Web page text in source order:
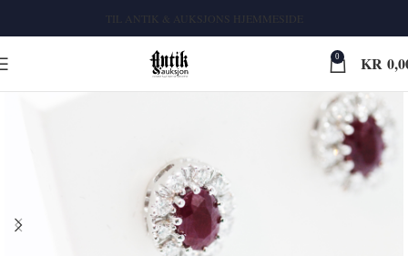
TIL ANTIK & AUKSJONS HJEMMESIDE
0 KR